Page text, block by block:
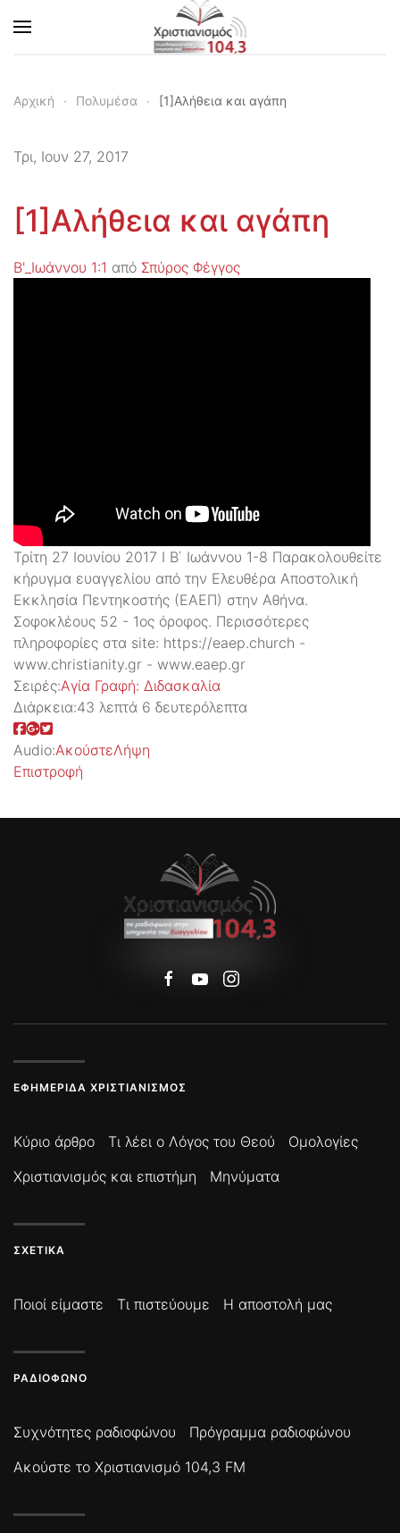
Skip to main content
Αρχική Πολυμέσα [1]Αλήθεια και αγάπη
Τρι, Ιουν 27, 2017
[1]Αλήθεια και αγάπη
Β'_Ιωάννου 1:1 από Σπύρος Φέγγος
Τρίτη 27 Ιουνίου 2017 Ι Β΄ Ιωάννου 1-8 Παρακολουθείτε
κήρυγμα ευαγγελίου από την Ελευθέρα Αποστολική
Εκκλησία Πεντηκοστής (ΕΑΕΠ) στην Αθήνα.
Σοφοκλέους 52 - 1ος όροφος. Περισσότερες
πληροφορίες στα site: https://eaep.church -
www.christianity.gr - www.eaep.gr
Σειρές:Aγία Γραφή: Διδασκαλία
Διάρκεια:43 λεπτά 6 δευτερόλεπτα
Audio:ΑκούστεΛήψη
Επιστροφή
ΕΦΗΜΕΡΊΔΑ ΧΡΙΣΤΙΑΝΙΣΜΌΣ
Κύριο άρθρο Τι λέει ο Λόγος του Θεού
Ομολογίες
Χριστιανισμός και επιστήμη
Μηνύματα
ΣΧΕΤΙΚΆ
Ποιοί είμαστε Τι πιστεύουμε Η αποστολή μας
ΡΑΔΙΌΦΩΝΟ
Συχνότητες ραδιοφώνου
Πρόγραμμα ραδιοφώνου
Ακούστε το Χριστιανισμό 104,3 FM